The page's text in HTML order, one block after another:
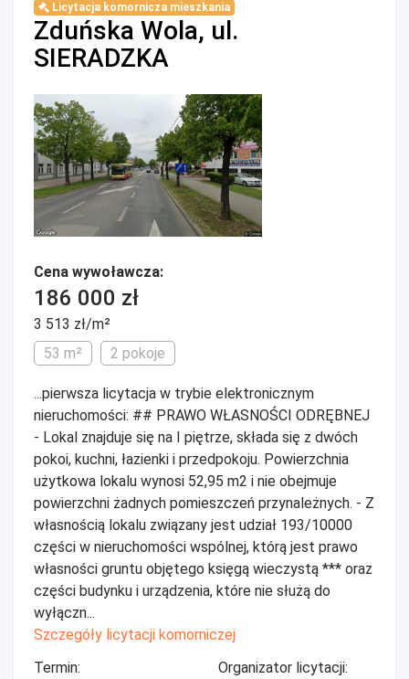
Licytacja komornicza mieszkania
Zduńska Wola, ul.
SIERADZKA
Cena wywoławcza:
186 000 zł
3 513 zł/m²
53 m²
2 pokoje
...pierwsza licytacja w trybie elektronicznym
nieruchomości: ## PRAWO WŁASNOŚCI ODRĘBNEJ
- Lokal znajduje się na I piętrze, składa się z dwóch
pokoi, kuchni, łazienki i przedpokoju. Powierzchnia
użytkowa lokalu wynosi 52,95 m2 i nie obejmuje
powierzchni żadnych pomieszczeń przynależnych. - Z
własnością lokalu związany jest udział 193/10000
części w nieruchomości wspólnej, którą jest prawo
własności gruntu objętego księgą wieczystą *** oraz
części budynku i urządzenia, które nie służą do
wyłączn...
Szczegóły licytacji komorniczej
Termin:
Organizator licytacji: